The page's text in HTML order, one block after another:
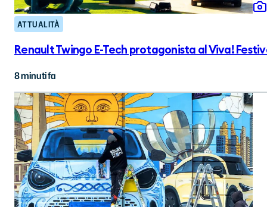
ATTUALITÀ
Renault Twingo E-Tech protagonista al Viva!
8 minuti fa